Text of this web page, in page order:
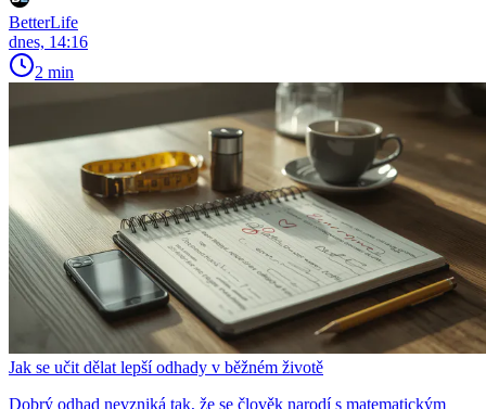
BetterLife
dnes, 14:16
2 min
Jak se učit dělat lepší odhady v běžném životě
Dobrý odhad nevzniká tak, že se člověk narodí s matematickým